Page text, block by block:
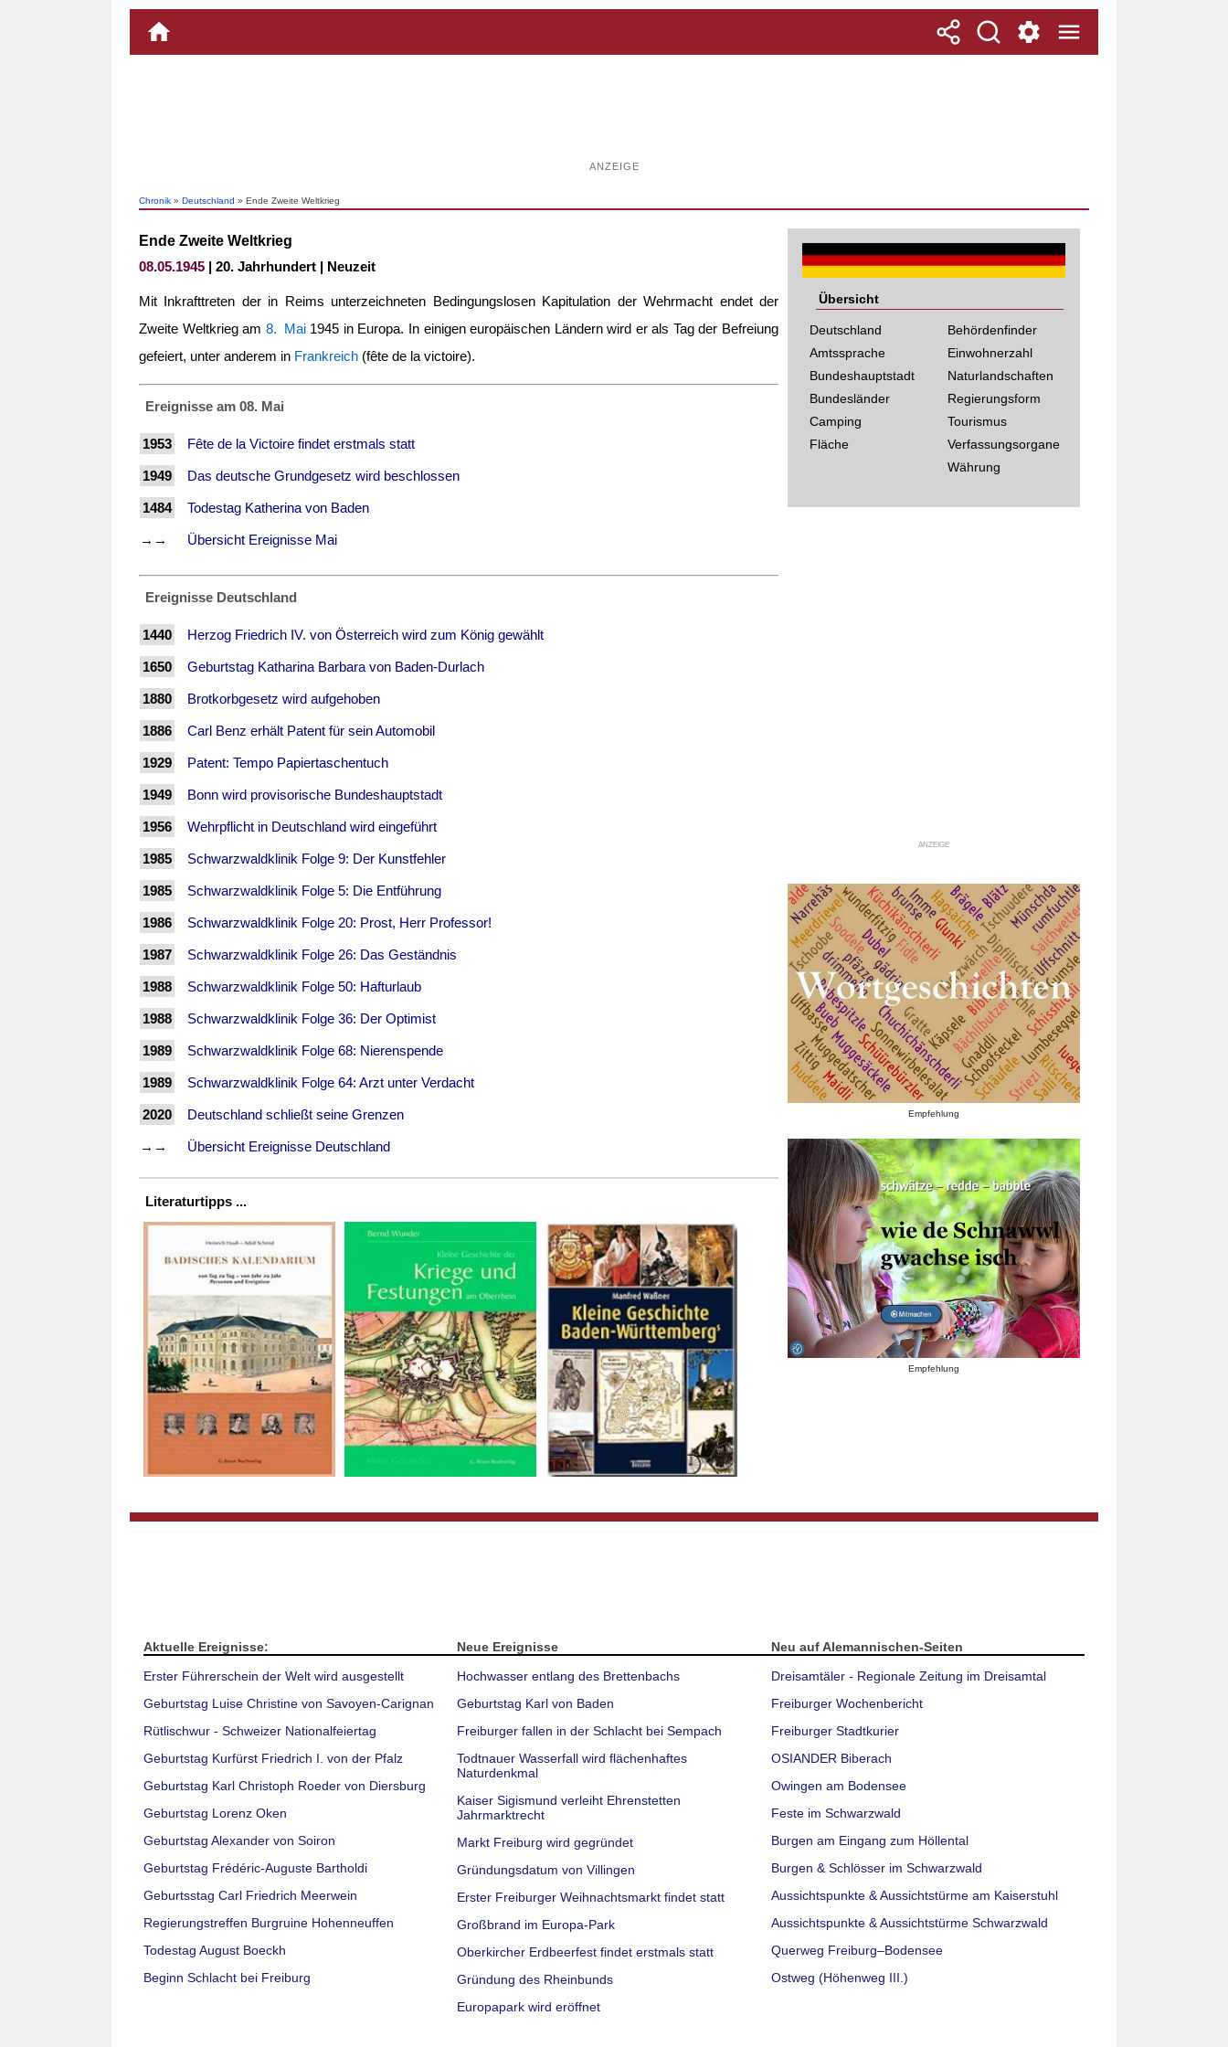
ANZEIGE
Chronik » Deutschland » Ende Zweite Weltkrieg
Ende Zweite Weltkrieg
08.05.1945 | 20. Jahrhundert | Neuzeit
Mit Inkrafttreten der in Reims unterzeichneten Bedingungslosen Kapitulation der Wehrmacht endet der
Zweite Weltkrieg am 8. Mai1945 in Europa. In einigen europäischen Ländern wird er als Tag der Befreiung
gefeiert, unter anderem in Frankreich (fête de la victoire).
Ereignisse am 08. Mai
1953 Fête de la Victoire findet erstmals statt
1949 Das deutsche Grundgesetz wird beschlossen
1484 Todestag Katherina von Baden
→→ Übersicht Ereignisse Mai
Ereignisse Deutschland
1440 Herzog Friedrich IV. von Österreich wird zum König gewählt
1650 Geburtstag Katharina Barbara von Baden-Durlach
1880 Brotkorbgesetz wird aufgehoben
1886 Carl Benz erhält Patent für sein Automobil
1929 Patent: Tempo Papiertaschentuch
1949 Bonn wird provisorische Bundeshauptstadt
1956 Wehrpflicht in Deutschland wird eingeführt
1985 Schwarzwaldklinik Folge 9: Der Kunstfehler
1985 Schwarzwaldklinik Folge 5: Die Entführung
1986 Schwarzwaldklinik Folge 20: Prost, Herr Professor!
1987 Schwarzwaldklinik Folge 26: Das Geständnis
1988 Schwarzwaldklinik Folge 50: Hafturlaub
1988 Schwarzwaldklinik Folge 36: Der Optimist
1989 Schwarzwaldklinik Folge 68: Nierenspende
1989 Schwarzwaldklinik Folge 64: Arzt unter Verdacht
2020 Deutschland schließt seine Grenzen
→→ Übersicht Ereignisse Deutschland
Literaturtipps ...
Übersicht
Deutschland
Amtssprache
Bundeshauptstadt
Bundesländer
Camping
Fläche
Behördenfinder
Einwohnerzahl
Naturlandschaften
Regierungsform
Tourismus
Verfassungsorgane
Währung
ANZEIGE
Empfehlung
Empfehlung
Aktuelle Ereignisse:
Erster Führerschein der Welt wird ausgestellt
Geburtstag Luise Christine von Savoyen-Carignan
Rütlischwur - Schweizer Nationalfeiertag
Geburtstag Kurfürst Friedrich I. von der Pfalz
Geburtstag Karl Christoph Roeder von Diersburg
Geburtstag Lorenz Oken
Geburtstag Alexander von Soiron
Geburtstag Frédéric-Auguste Bartholdi
Geburtsstag Carl Friedrich Meerwein
Regierungstreffen Burgruine Hohenneuffen
Todestag August Boeckh
Beginn Schlacht bei Freiburg
Neue Ereignisse
Hochwasser entlang des Brettenbachs
Geburtstag Karl von Baden
Freiburger fallen in der Schlacht bei Sempach
Todtnauer Wasserfall wird flächenhaftes
Naturdenkmal
Kaiser Sigismund verleiht Ehrenstetten
Jahrmarktrecht
Markt Freiburg wird gegründet
Gründungsdatum von Villingen
Erster Freiburger Weihnachtsmarkt findet statt
Großbrand im Europa-Park
Oberkircher Erdbeerfest findet erstmals statt
Gründung des Rheinbunds
Europapark wird eröffnet
Neu auf Alemannischen-Seiten
Dreisamtäler - Regionale Zeitung im Dreisamtal
Freiburger Wochenbericht
Freiburger Stadtkurier
OSIANDER Biberach
Owingen am Bodensee
Feste im Schwarzwald
Burgen am Eingang zum Höllental
Burgen & Schlösser im Schwarzwald
Aussichtspunkte & Aussichtstürme am Kaiserstuhl
Aussichtspunkte & Aussichtstürme Schwarzwald
Querweg Freiburg–Bodensee
Ostweg (Höhenweg III.)